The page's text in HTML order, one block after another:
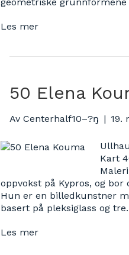
Les mer
50 Elena
Av Centerhalf10–?ŋ | 19.
Kart
oppvokst på Kypros, og
Hun er en billedkunstner
basert på pleksiglass og
Les mer